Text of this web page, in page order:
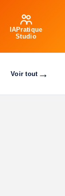
IAPratique
Studio
Voir tout→